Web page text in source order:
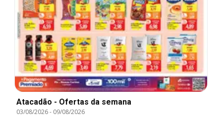
Atacadão - Ofertas da semana
03/08/2026- 09/08/2026